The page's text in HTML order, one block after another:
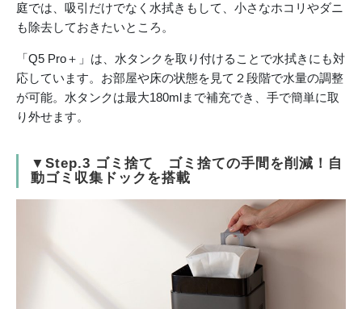
庭では、吸引だけでなく水拭きもして、小さなホコリやダニ
も除去しておきたいところ。
「Q5 Pro＋」は、水タンクを取り付けることで水拭きにも対
応しています。お部屋や床の状態を見て２段階で水量の調整
が可能。水タンクは最大180mlまで補充でき、手で簡単に取
り外せます。
▼Step.3 ゴミ捨て ゴミ捨ての手間を削減！自
動ゴミ収集ドックを搭載